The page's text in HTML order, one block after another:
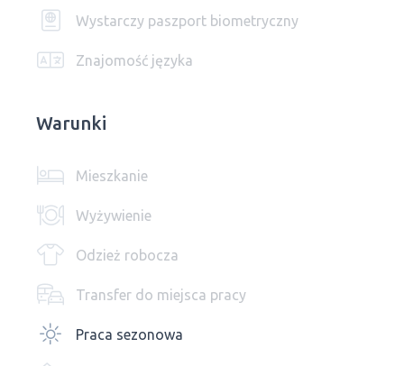
Wystarczy paszport biometryczny
Znajomość języka
Warunki
Mieszkanie
Wyżywienie
Odzież robocza
Transfer do miejsca pracy
Praca sezonowa